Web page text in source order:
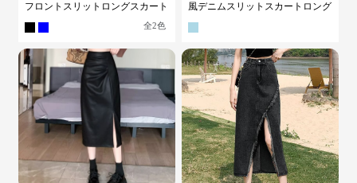
フロントスリットロングスカート
全2色
風デニムスリットスカートロング